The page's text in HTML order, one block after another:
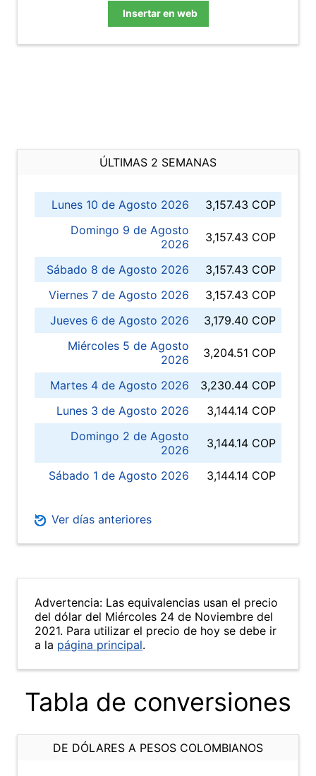
Insertar en web
ÚLTIMAS 2 SEMANAS
Lunes 10 de Agosto 2026
3,157.43 COP
Domingo 9 de Agosto
2026
3,157.43 COP
Sábado 8 de Agosto 2026
3,157.43 COP
Viernes 7 de Agosto 2026
3,157.43 COP
Jueves 6 de Agosto 2026
3,179.40 COP
Miércoles 5 de Agosto
2026
3,204.51 COP
Martes 4 de Agosto 2026
3,230.44 COP
Lunes 3 de Agosto 2026
3,144.14 COP
Domingo 2 de Agosto
2026
3,144.14 COP
Sábado 1 de Agosto 2026 3,144.14 COP
Ver días anteriores
Advertencia: Las equivalencias usan el precio
del dólar del Miércoles 24 de Noviembre del
2021. Para utilizar el precio de hoy se debe ir
a la página principal.
Tabla de conversiones
DE DÓLARES A PESOS COLOMBIANOS